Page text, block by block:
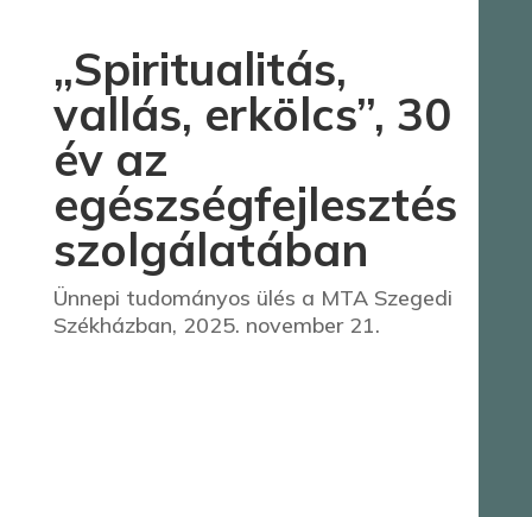
„Spiritualitás,
vallás, erkölcs”, 30
év az
egészségfejlesztés
szolgálatában
Ünnepi tudományos ülés a MTA Szegedi
Székházban, 2025. november 21.